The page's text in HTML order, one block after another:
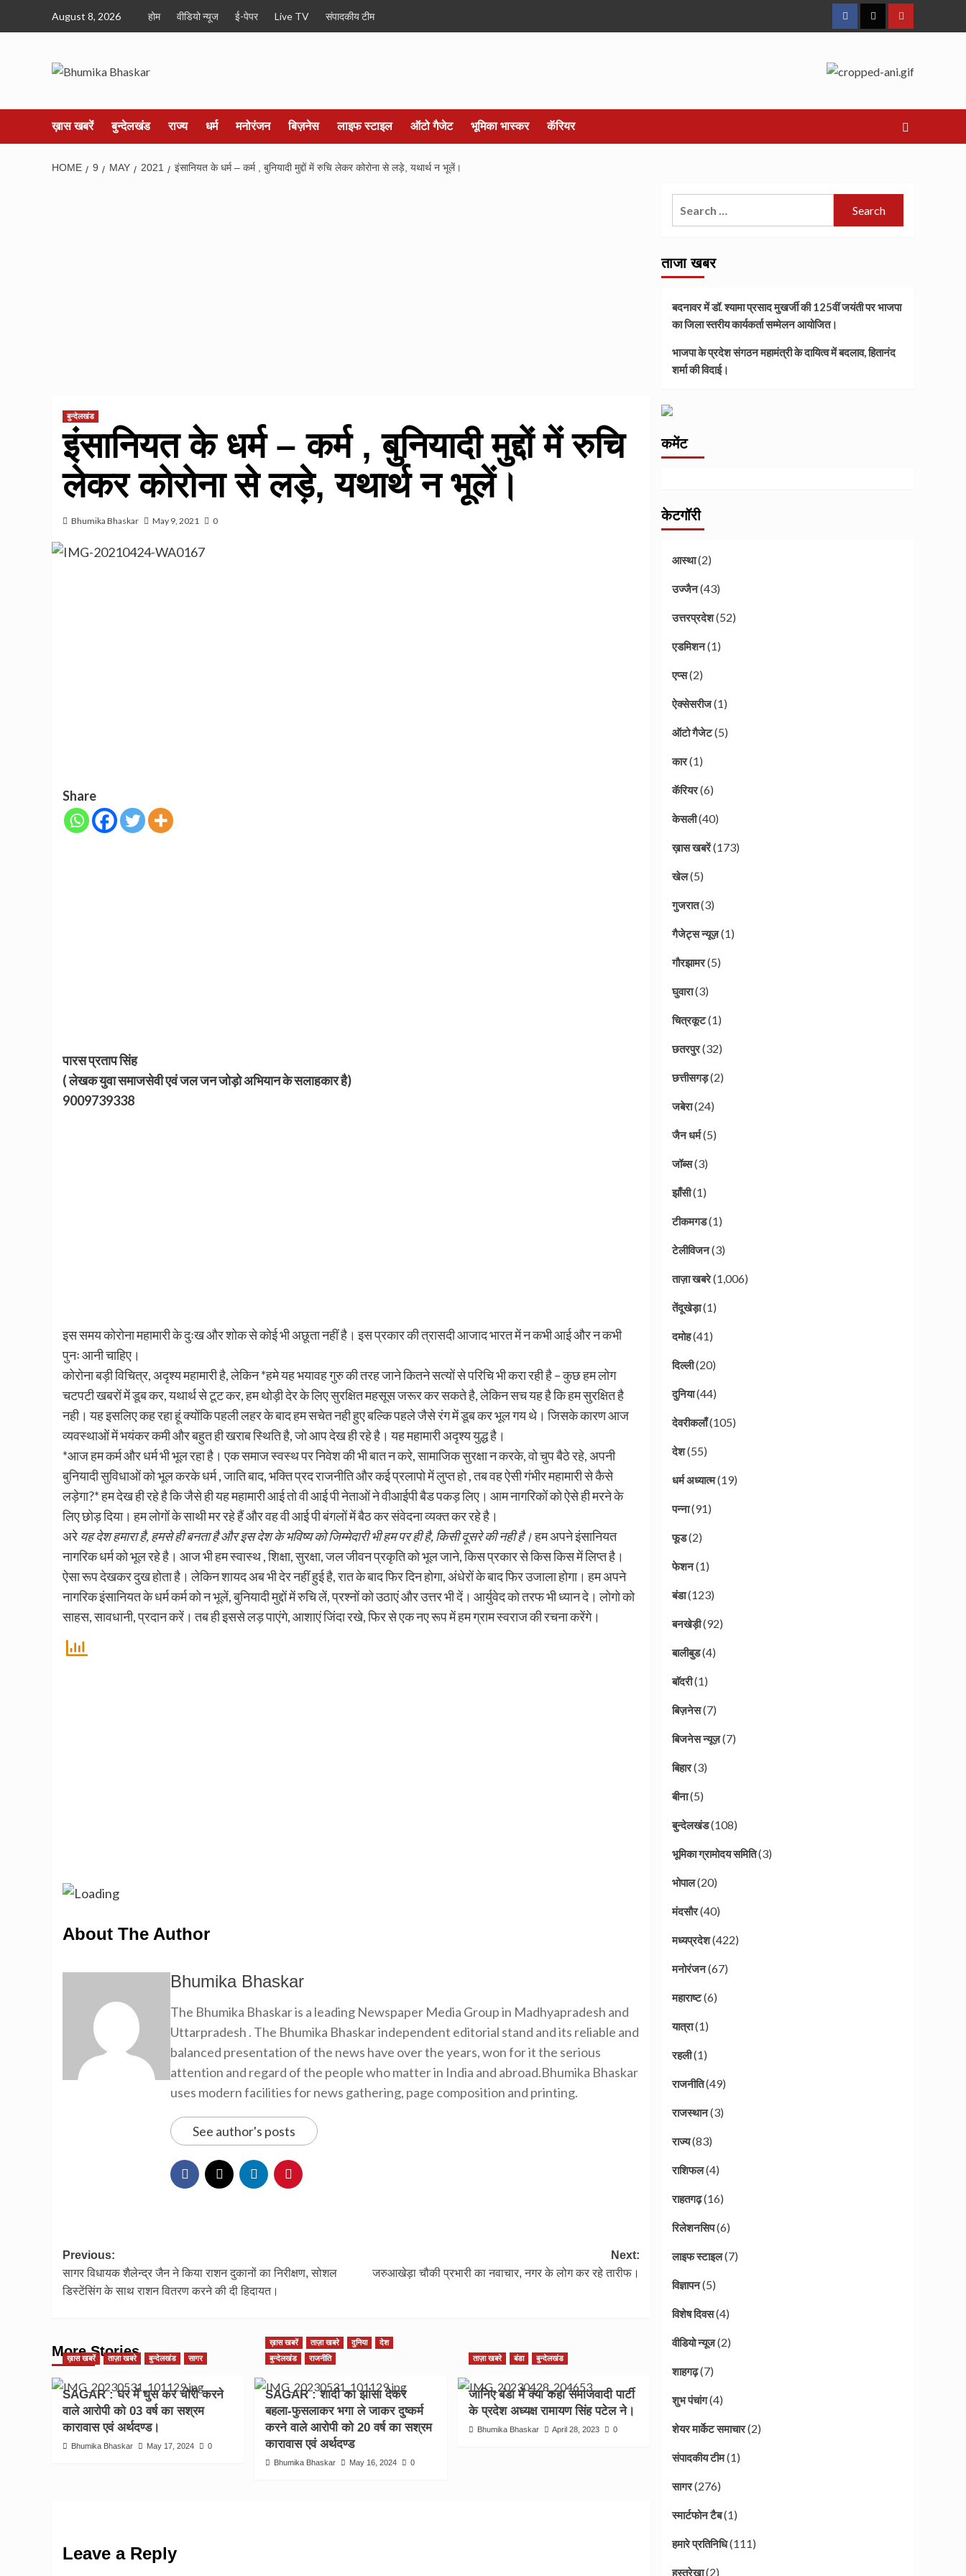
August 8, 2026 होम वीडियो न्यूज ई-पेपर Live TV संपादकीय टीम
FacebookTwitterYoutube
ख़ास खबरें बुन्देलखंड राज्य धर्म मनोरंजन बिज़नेस लाइफ स्टाइल ऑटो गैजेट भूमिका भास्कर कॅरियर
HOME 9 MAY 2021 इंसानियत के धर्म – कर्म , बुनियादी मुद्दों में रुचि लेकर कोरोना से लड़े, यथार्थ न भूलें।
बुन्देलखंड
इंसानियत के धर्म – कर्म , बुनियादी मुद्दों में रुचि
लेकर कोरोना से लड़े, यथार्थ न भूलें।
Bhumika Bhaskar May 9, 2021 0
Share
पारस प्रताप सिंह
( लेखक युवा समाजसेवी एवं जल जन जोड़ो अभियान के सलाहकार है)
9009739338
इस समय कोरोना महामारी के दुःख और शोक से कोई भी अछूता नहीं है। इस प्रकार की त्रासदी आजाद भारत में न कभी आई और न कभी
पुनः आनी चाहिए।
कोरोना बड़ी विचित्र, अदृश्य महामारी है, लेकिन *हमे यह भयावह गुरु की तरह जाने कितने सत्यों से परिचि भी करा रही है – कुछ हम लोग
चटपटी खबरों में डूब कर, यथार्थ से टूट कर, हम थोड़ी देर के लिए सुरक्षित महसूस जरूर कर सकते है, लेकिन सच यह है कि हम सुरक्षित है
नही। यह इसलिए कह रहा हूं क्योंकि पहली लहर के बाद हम सचेत नही हुए बल्कि पहले जैसे रंग में डूब कर भूल गय थे। जिसके कारण आज
व्यवस्थाओं में भयंकर कमी और बहुत ही खराब स्थिति है, जो आप देख ही रहे है। यह महामारी अदृश्य युद्ध है।
*आज हम कर्म और धर्म भी भूल रहा है। एक समाज स्वस्थ पर निवेश की भी बात न करे, सामाजिक सुरक्षा न करके, वो चुप बैठे रहे, अपनी
बुनियादी सुविधाओं को भूल करके धर्म , जाति बाद, भक्ति प्रद राजनीति और कई प्रलापो में लुप्त हो , तब वह ऐसी गंभीर महामारी से कैसे
लड़ेगा?* हम देख ही रहे है कि जैसे ही यह महामारी आई तो वी आई पी नेताओं ने वीआईपी बैड पकड़ लिए। आम नागरिकों को ऐसे ही मरने के
लिए छोड़ दिया। हम लोगों के साथी मर रहे हैं और वह वी आई पी बंगलों में बैठ कर संवेदना व्यक्त कर रहे है।
अरे यह देश हमारा है, हमसे ही बनता है और इस देश के भविष्य को जिम्मेदारी भी हम पर ही है, किसी दूसरे की नही है।हम अपने इंसानियत
नागरिक धर्म को भूल रहे है। आज भी हम स्वास्थ , शिक्षा, सुरक्षा, जल जीवन प्रकृति को भूल जाने, किस प्रकार से किस किस में लिप्त है।
ऐसा रूप देखकर दुख होता है। लेकिन शायद अब भी देर नहीं हुई है, रात के बाद फिर दिन होगा, अंधेरों के बाद फिर उजाला होगा। हम अपने
नागरिक इंसानियत के धर्म कर्म को न भूलें, बुनियादी मुद्दों में रुचि लें, प्रश्नों को उठाएं और उत्तर भी दें। आर्युवेद को तरफ भी ध्यान दे। लोगो को
साहस, सावधानी, प्रदान करें। तब ही इससे लड़ पाएंगे, आशाएं जिंदा रखे, फिर से एक नए रूप में हम ग्राम स्वराज की रचना करेंगे।
About The Author
Bhumika Bhaskar
The Bhumika Bhaskar is a leading Newspaper Media Group in Madhyapradesh and
Uttarpradesh . The Bhumika Bhaskar independent editorial stand and its reliable and
balanced presentation of the news have over the years, won for it the serious
attention and regard of the people who matter in India and abroad.Bhumika Bhaskar
uses modern facilities for news gathering, page composition and printing.
See author's posts
Post
navigation
Previous:
सागर विधायक शैलेन्द्र जैन ने किया राशन दुकानों का निरीक्षण, सोशल
डिस्टेंसिंग के साथ राशन वितरण करने की दी हिदायत।
Next:
जरुआखेड़ा चौकी प्रभारी का नवाचार, नगर के लोग कर रहे तारीफ।
More Stories
ख़ास खबरें ताज़ा खबरे बुन्देलखंड सागर
SAGAR : घर में घुस कर चोरी करने
वाले आरोपी को 03 वर्ष का सश्रम
कारावास एवं अर्थदण्ड।
Bhumika Bhaskar May 17, 2024 0
ख़ास खबरें ताज़ा खबरे दुनिया
देश
बुन्देलखंड
राजनीति
SAGAR : शादी का झांसा देकर
बहला-फुसलाकर भगा ले जाकर दुष्कर्म
करने वाले आरोपी को 20 वर्ष का सश्रम
कारावास एवं अर्थदण्ड
Bhumika Bhaskar May 16, 2024 0
ताज़ा खबरे बंडा बुन्देलखंड
जानिए बंडा में क्या कहा समाजवादी पार्टी
के प्रदेश अध्यक्ष रामायण सिंह पटेल ने।
Bhumika Bhaskar April 28, 2023 0
Leave a Reply
ताजा खबर
बदनावर में डॉ. श्यामा प्रसाद मुखर्जी की 125वीं जयंती पर भाजपा
का जिला स्तरीय कार्यकर्ता सम्मेलन आयोजित।
भाजपा के प्रदेश संगठन महामंत्री के दायित्व में बदलाव, हितानंद
शर्मा की विदाई।
कमेंट
केटगॉरी
आस्था(2)
उज्जैन(43)
उत्तरप्रदेश(52)
एडमिशन(1)
एप्स(2)
ऐक्सेसरीज(1)
ऑटो गैजेट(5)
कार(1)
कॅरियर(6)
केसली(40)
ख़ास खबरें(173)
खेल(5)
गुजरात(3)
गैजेट्स न्यूज़(1)
गौरझामर(5)
घुवारा(3)
चित्रकूट(1)
छतरपुर(32)
छत्तीसगड़(2)
जबेरा(24)
जैन धर्म(5)
जॉब्स(3)
झाँसी(1)
टीकमगड(1)
टेलीविजन(3)
ताज़ा खबरे(1,006)
तेंदूखेड़ा(1)
दमोह(41)
दिल्ली(20)
दुनिया(44)
देवरीकलाँ(105)
देश(55)
धर्म अध्यात्म(19)
पन्ना(91)
फूड(2)
फेशन(1)
बंडा(123)
बनखेड़ी(92)
बालीबुड(4)
बाॅदरी(1)
बिज़नेस(7)
बिजनेस न्यूज़(7)
बिहार(3)
बीना(5)
बुन्देलखंड(108)
भूमिका ग्रामोदय समिति(3)
भोपाल(20)
मंदसौर(40)
मध्यप्रदेश(422)
मनोरंजन(67)
महाराष्ट(6)
यात्रा(1)
रहली(1)
राजनीति(49)
राजस्थान(3)
राज्य(83)
राशिफल(4)
राहतगढ़(16)
रिलेशनसिप(6)
लाइफ स्टाइल(7)
विज्ञापन(5)
विशेष दिवस(4)
वीडियो न्यूज(2)
शाहगढ़(7)
शुभ पंचांग(4)
शेयर मार्केट समाचार(2)
संपादकीय टीम(1)
सागर(276)
स्मार्टफोन टैब(1)
हमारे प्रतिनिधि(111)
हस्तरेखा(2)